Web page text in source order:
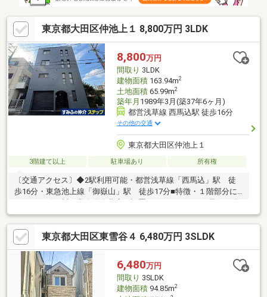
東京都大田区仲池上１ 8,800万円 3LDK
8,800万円
間取り 3LDK
建物面積163.94m2
土地面積65.99m2
築年月 1989年3月(築37年6ヶ月)
都営浅草線 西馬込駅 徒歩16分
その他の交通
東京都大田区仲池上１
3階建て以上 駐車場あり 所有権
〔交通アクセス〕◆2駅利用可能・都営浅草線「西馬込」駅 徒
歩16分・東急池上線「御嶽山」駅 徒歩17分■特徴・１階部分に
在『動力用電源（三相200V）』を利用しており、業務用冷蔵庫や
大型器具もご利用いただけます。・ガス：業務用のプロパンガス
を使用しており、火力を必要とする業務等にもご利用いただけま
す。・道路に面してシャッターが設置されており、大型荷物の搬
入・搬出もスムーズです。
東京都大田区東雪谷４ 6,480万円 3SLDK
6,480万円
間取り 3SLDK
建物面積94.85m2